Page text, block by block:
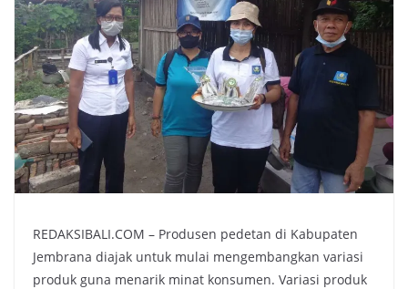
REDAKSIBALI.COM – Produsen pedetan di Kabupaten
Jembrana diajak untuk mulai mengembangkan variasi
produk guna menarik minat konsumen. Variasi produk